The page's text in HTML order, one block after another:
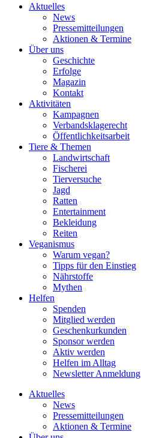
Aktuelles
News
Pressemitteilungen
Aktionen & Termine
Über uns
Geschichte
Erfolge
Magazin
Kontakt
Aktivitäten
Kampagnen
Verbandsklagerecht
Öffentlichkeitsarbeit
Tiere & Themen
Landwirtschaft
Fischerei
Tierversuche
Jagd
Ratten
Entertainment
Bekleidung
Reiten
Veganismus
Warum vegan?
Tipps für den Einstieg
Nährstoffe
Mythen
Helfen
Spenden
Mitglied werden
Geschenkurkunden
Sponsor werden
Aktiv werden
Helfen im Alltag
Newsletter Anmeldung
Aktuelles
News
Pressemitteilungen
Aktionen & Termine